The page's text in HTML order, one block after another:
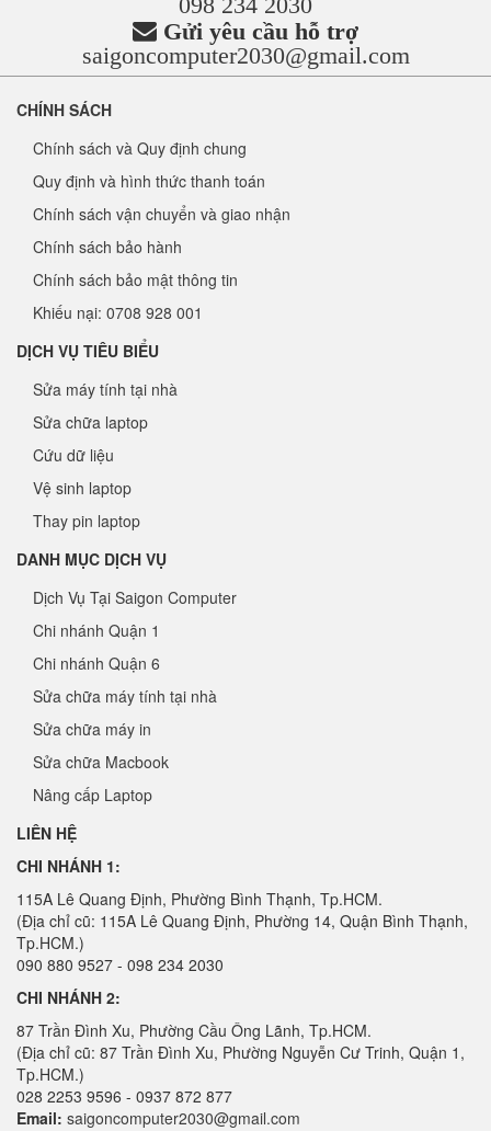
Gửi yêu cầu hỗ trợ
saigoncomputer2030@gmail.com
CHÍNH SÁCH
Chính sách và Quy định chung
Quy định và hình thức thanh toán
Chính sách vận chuyển và giao nhận
Chính sách bảo hành
Chính sách bảo mật thông tin
Khiếu nại: 0708 928 001
DỊCH VỤ TIÊU BIỂU
Sửa máy tính tại nhà
Sửa chữa laptop
Cứu dữ liệu
Vệ sinh laptop
Thay pin laptop
DANH MỤC DỊCH VỤ
Dịch Vụ Tại Saigon Computer
Chi nhánh Quận 1
Chi nhánh Quận 6
Sửa chữa máy tính tại nhà
Sửa chữa máy in
Sửa chữa Macbook
Nâng cấp Laptop
LIÊN HỆ
CHI NHÁNH 1:
115A Lê Quang Định, Phường Bình Thạnh, Tp.HCM.
(Địa chỉ cũ: 115A Lê Quang Định, Phường 14, Quận Bình Thạnh,
Tp.HCM.)
090 880 9527 - 098 234 2030
CHI NHÁNH 2:
87 Trần Đình Xu, Phường Cầu Ông Lãnh, Tp.HCM.
(Địa chỉ cũ: 87 Trần Đình Xu, Phường Nguyễn Cư Trinh, Quận 1,
Tp.HCM.)
028 2253 9596 - 0937 872 877
Email: saigoncomputer2030@gmail.com